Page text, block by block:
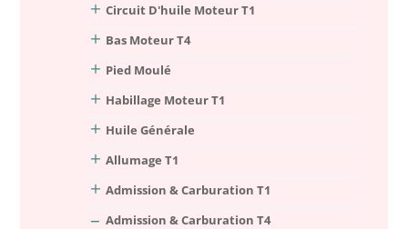
Circuit D'huile Moteur T1
Bas Moteur T4
Pied Moulé
Habillage Moteur T1
Huile Générale
Allumage T1
Admission & Carburation T1
Admission & Carburation T4